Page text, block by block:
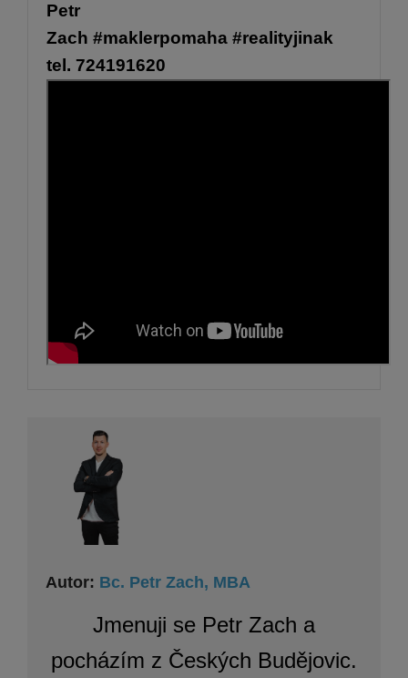
Petr
Zach #maklerpomaha #realityjinak
tel. 724191620
Autor: Bc. Petr Zach, MBA
Jmenuji se Petr Zach a
pocházím z Českých Budějovic.